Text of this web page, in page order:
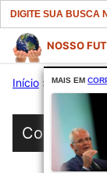
Search
for:
Pular
para
conteúdo
NOSSO
Início »
Corporações
MAIS EM